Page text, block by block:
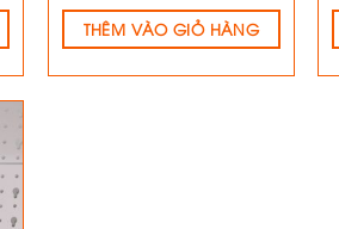
THÊM VÀO GIỎ HÀNG